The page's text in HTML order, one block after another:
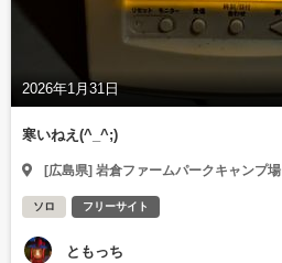
2026年1月31日
寒いねえ(^_^;)
[広島県] 岩倉ファームパークキャンプ場
ソロ フリーサイト
ともっち